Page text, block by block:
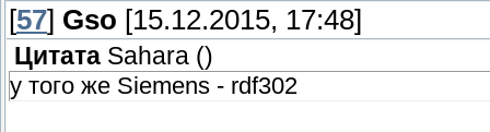
[57] Gso [15.12.2015, 17:48]
Цитата Sahara ()
у того же Siemens - rdf302